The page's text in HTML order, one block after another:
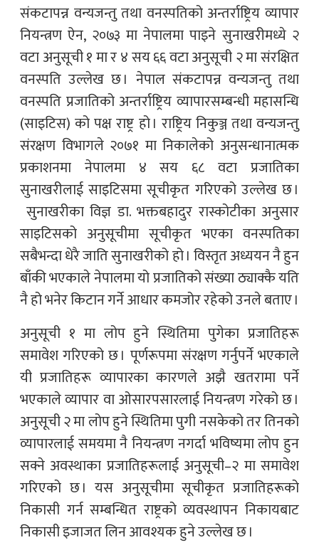
संकटापन्न वन्यजन्तु तथा वनस्पतिको अन्तर्राष्ट्रिय व्यापार
नियन्त्रण ऐन, २०७३ मा नेपालमा पाइने सुनाखरीमध्ये २
वटा अनुसूची १ मा र ४ सय ६६ वटा अनुसूची २ मा संरक्षित
वनस्पति उल्लेख छ । नेपाल संकटापन्न वन्यजन्तु तथा
वनस्पति प्रजातिको अन्तर्राष्ट्रिय व्यापारसम्बन्धी महासन्धि
(साइटिस) को पक्ष राष्ट्र हो । राष्ट्रिय निकुञ्ज तथा वन्यजन्तु
संरक्षण विभागले २०७१ मा निकालेको अनुसन्धानात्मक
प्रकाशनमा नेपालमा ४ सय ६८ वटा प्रजातिका
सुनाखरीलाई साइटिसमा सूचीकृत गरिएको उल्लेख छ ।
सुनाखरीका विज्ञ डा. भक्तबहादुर रास्कोटीका अनुसार
साइटिसको अनुसूचीमा सूचीकृत भएका वनस्पतिका
सबैभन्दा धेरै जाति सुनाखरीको हो । विस्तृत अध्ययन नै हुन
बाँकी भएकाले नेपालमा यो प्रजातिको संख्या ठ्याक्कै यति
नै हो भनेर किटान गर्ने आधार कमजोर रहेको उनले बताए ।
अनुसूची १ मा लोप हुने स्थितिमा पुगेका प्रजातिहरू
समावेश गरिएको छ । पूर्णरूपमा संरक्षण गर्नुपर्ने भएकाले
यी प्रजातिहरू व्यापारका कारणले अझै खतरामा पर्ने
भएकाले व्यापार वा ओसारपसारलाई नियन्त्रण गरेको छ ।
अनुसूची २ मा लोप हुने स्थितिमा पुगी नसकेको तर तिनको
व्यापारलाई समयमा नै नियन्त्रण नगर्दा भविष्यमा लोप हुन
सक्ने अवस्थाका प्रजातिहरूलाई अनुसूची–२ मा समावेश
गरिएको छ । यस अनुसूचीमा सूचीकृत प्रजातिहरूको
निकासी गर्न सम्बन्धित राष्ट्रको व्यवस्थापन निकायबाट
निकासी इजाजत लिन आवश्यक हुने उल्लेख छ ।